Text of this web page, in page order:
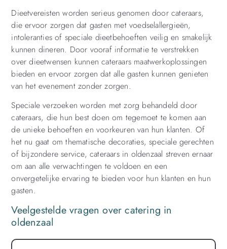
Dieetvereisten worden serieus genomen door cateraars,
die ervoor zorgen dat gasten met voedselallergieën,
intoleranties of speciale dieetbehoeften veilig en smakelijk
kunnen dineren. Door vooraf informatie te verstrekken
over dieetwensen kunnen cateraars maatwerkoplossingen
bieden en ervoor zorgen dat alle gasten kunnen genieten
van het evenement zonder zorgen.
Speciale verzoeken worden met zorg behandeld door
cateraars, die hun best doen om tegemoet te komen aan
de unieke behoeften en voorkeuren van hun klanten. Of
het nu gaat om thematische decoraties, speciale gerechten
of bijzondere service, cateraars in oldenzaal streven ernaar
om aan alle verwachtingen te voldoen en een
onvergetelijke ervaring te bieden voor hun klanten en hun
gasten.
Veelgestelde vragen over catering in
oldenzaal